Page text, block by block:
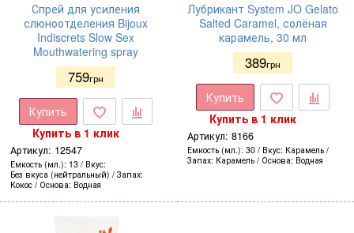
Спрей для усиления
слюноотделения Bijoux
Indiscrets Slow Sex
Mouthwatering spray
759грн
Купить
Купить в 1 клик
Артикул: 12547
Емкость (мл.) 13
Вкус
Без вкуса (нейтральный)
Запах
Кокос
Основа Водная
Лубрикант System JO Gelato
Salted Caramel, солёная
карамель, 30 мл
389грн
Купить
Купить в 1 клик
Артикул: 8166
Емкость (мл.) 30 Вкус Карамель
Запах Карамель Основа Водная